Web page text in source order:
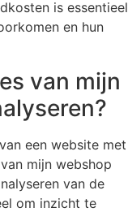
is essentieel
en hun
van mijn
een website met
mijn webshop
van de
om inzicht te